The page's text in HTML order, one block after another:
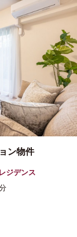
ン物件
ジデンス